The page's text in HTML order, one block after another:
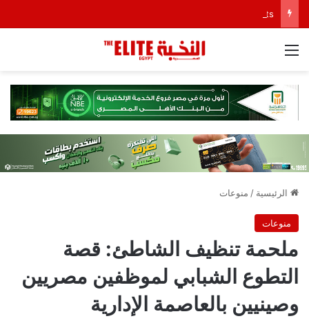
القائمة
الرئيسية / منوعات
منوعات
ملحمة تنظيف الشاطئ: قصة
التطوع الشبابي لموظفين مصريين
وصينيين بالعاصمة الإدارية